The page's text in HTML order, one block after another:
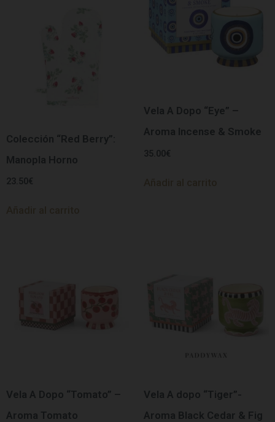
Colección “Red Berry”:
Manopla Horno
23.50€
Vela A Dopo “Eye” –
Aroma Incense & Smoke
35.00€
Vela A Dopo “Tomato” –
Aroma Tomato
Vela A dopo “Tiger”-
Aroma Black Cedar & Fig